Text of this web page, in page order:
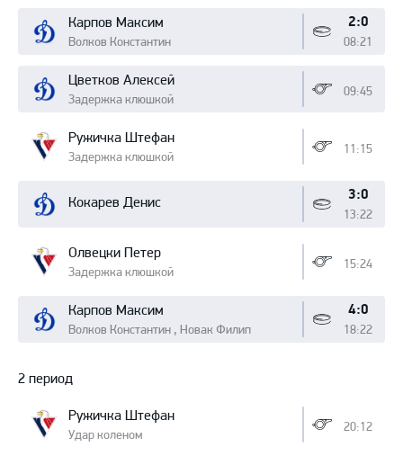
Карпов Максим
Волков Константин
2:0
08:21
Цветков Алексей
Задержка клюшкой
09:45
Ружичка Штефан
Задержка клюшкой
11:15
Кокарев Денис 3:0
13:22
Олвецки Петер
Задержка клюшкой
15:24
Карпов Максим
Волков Константин , Новак Филип
4:0
18:22
2 период
Ружичка Штефан
Удар коленом
20:12